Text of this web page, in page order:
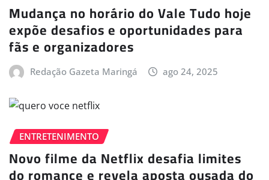
Mudança no horário do Vale Tudo hoje
expõe desafios e oportunidades para
fãs e organizadores
Redação Gazeta Maringá ago 24, 2025
ENTRETENIMENTO
Novo filme da Netflix desafia limites